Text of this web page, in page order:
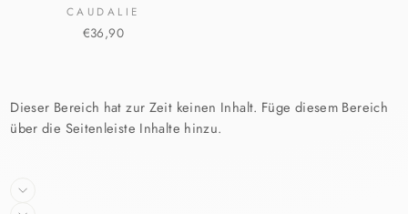
CAUDALIE
€36,90
Dieser Bereich hat zur Zeit keinen Inhalt. Füge diesem Bereich
über die Seitenleiste Inhalte hinzu.